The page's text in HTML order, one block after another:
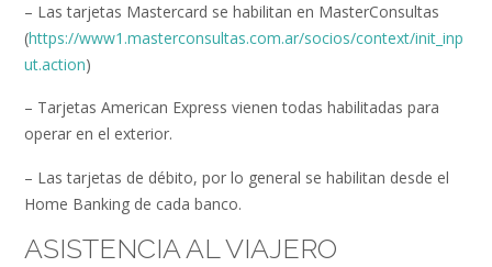
– Las tarjetas Mastercard se habilitan en MasterConsultas
(https://www1.masterconsultas.com.ar/socios/context/init_inp
ut.action)
– Tarjetas American Express vienen todas habilitadas para
operar en el exterior.
– Las tarjetas de débito, por lo general se habilitan desde el
Home Banking de cada banco.
ASISTENCIA AL VIAJERO